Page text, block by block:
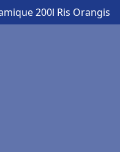
200l Ris Orangis